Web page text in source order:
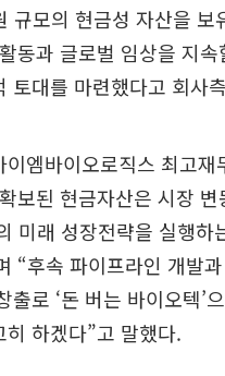
규모의 현금성 자산을 보
동과 글로벌 임상을 지
토대를 마련했다고 회사
이엠바이오로직스 최고재
보된 현금자산은 시장
미래 성장전략을 실행하
“후속 파이프라인 개발
출로 ‘돈 버는 바이오텍’
히 하겠다”고 말했다.